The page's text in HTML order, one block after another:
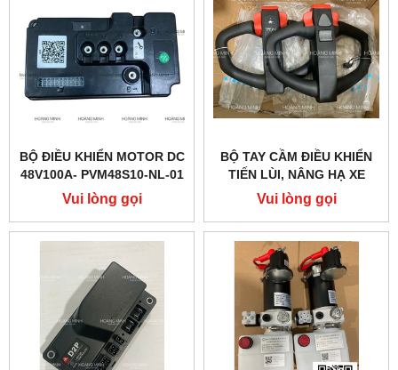
BỘ ĐIỀU KHIỂN MOTOR DC
48V100A- PVM48S10-NL-01
(PTE20Q)
Vui lòng gọi
BỘ TAY CẦM ĐIỀU KHIỂN
TIẾN LÙI, NÂNG HẠ XE
NÂNG ĐIỆN PTE15QA
Vui lòng gọi